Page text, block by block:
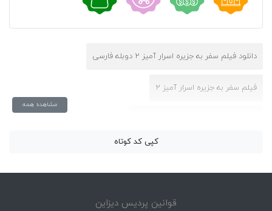
دانلود فیلم سفر به جزیره اسرار آمیز 2 دوبله فارسی
فیلم سفر به جزیره اسرار آمیز 2
مشاهده همه
کپی کد کوتاه
قوانین پردیس دیزاین